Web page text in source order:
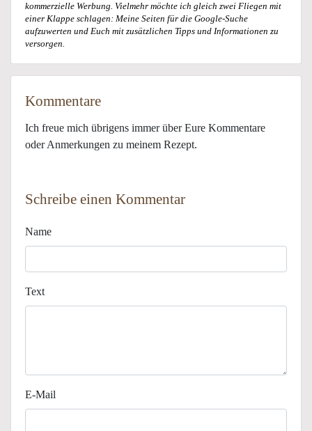
kommerzielle Werbung. Vielmehr möchte ich gleich zwei Fliegen mit
einer Klappe schlagen: Meine Seiten für die Google-Suche
aufzuwerten und Euch mit zusätzlichen Tipps und Informationen zu
versorgen.
Kommentare
Ich freue mich übrigens immer über Eure Kommentare
oder Anmerkungen zu meinem Rezept.
Schreibe einen Kommentar
Name
Text
E-Mail